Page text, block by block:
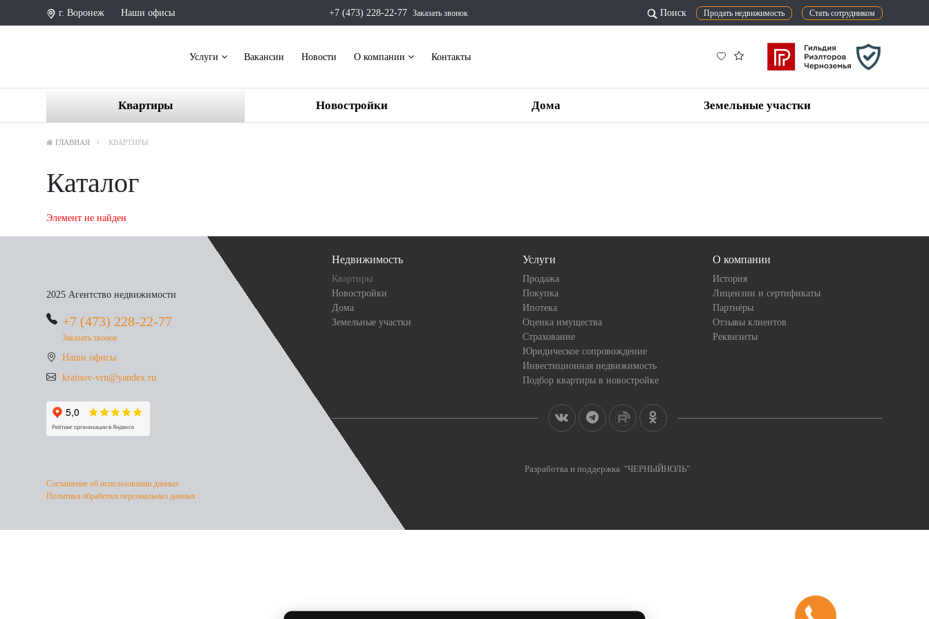
г. Воронеж Наши офисы +7 (473) 228-22-77 Заказать звонок Поиск Продать недвижимость Стать сотрудником
Услуги Вакансии Новости О компании Контакты
Квартиры Новостройки Дома Земельные участки
ГЛАВНАЯ КВАРТИРЫ
Каталог
Элемент не найден
2025 Агентство недвижимости
+7 (473) 228-22-77
Заказать звонок
Наши офисы
krainov-vrn@yandex.ru
Соглашение об использовании данных
Политика обработки персональныз данных
Недвижимость
Квартиры
Новостройки
Дома
Земельные участки
Услуги
Продажа
Покупка
Ипотека
Оценка имущества
Страхование
Юридическое сопровождение
Инвестиционная недвижимость
Подбор квартиры в новостройке
О компании
История
Лицензии и сертификаты
Партнёры
Отзывы клиентов
Реквизиты
Разработка и поддержка "ЧЕРНЫЙНОЛЬ"